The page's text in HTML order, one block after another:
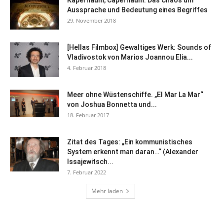
Aussprache und Bedeutung eines Begriffes
29. November 2018
[Hellas Filmbox] Gewaltiges Werk: Sounds of
Vladivostok von Marios Joannou Elia...
4. Februar 2018
Meer ohne Wüstenschiffe. „El Mar La Mar“
von Joshua Bonnetta und...
18. Februar 2017
Zitat des Tages: „Ein kommunistisches
System erkennt man daran…“ (Alexander
Issajewitsch...
7. Februar 2022
Mehr laden